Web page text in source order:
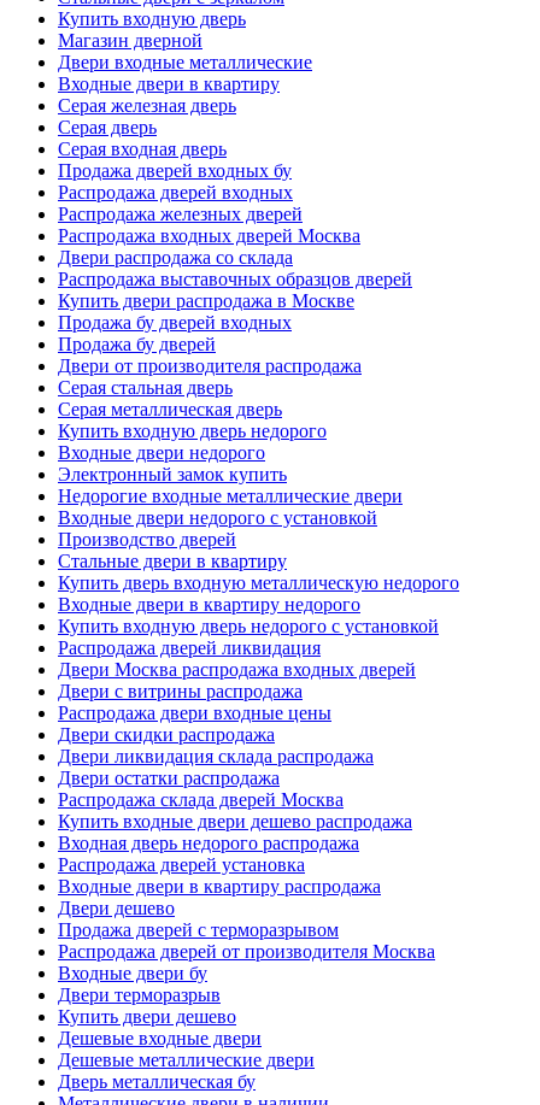
Купить входную дверь
Магазин дверной
Двери входные металлические
Входные двери в квартиру
Серая железная дверь
Серая дверь
Серая входная дверь
Продажа дверей входных бу
Распродажа дверей входных
Распродажа железных дверей
Распродажа входных дверей Москва
Двери распродажа со склада
Распродажа выставочных образцов дверей
Купить двери распродажа в Москве
Продажа бу дверей входных
Продажа бу дверей
Двери от производителя распродажа
Серая стальная дверь
Серая металлическая дверь
Купить входную дверь недорого
Входные двери недорого
Электронный замок купить
Недорогие входные металлические двери
Входные двери недорого с установкой
Производство дверей
Стальные двери в квартиру
Купить дверь входную металлическую недорого
Входные двери в квартиру недорого
Купить входную дверь недорого с установкой
Распродажа дверей ликвидация
Двери Москва распродажа входных дверей
Двери с витрины распродажа
Распродажа двери входные цены
Двери скидки распродажа
Двери ликвидация склада распродажа
Двери остатки распродажа
Распродажа склада дверей Москва
Купить входные двери дешево распродажа
Входная дверь недорого распродажа
Распродажа дверей установка
Входные двери в квартиру распродажа
Двери дешево
Продажа дверей с терморазрывом
Распродажа дверей от производителя Москва
Входные двери бу
Двери терморазрыв
Купить двери дешево
Дешевые входные двери
Дешевые металлические двери
Дверь металлическая бу